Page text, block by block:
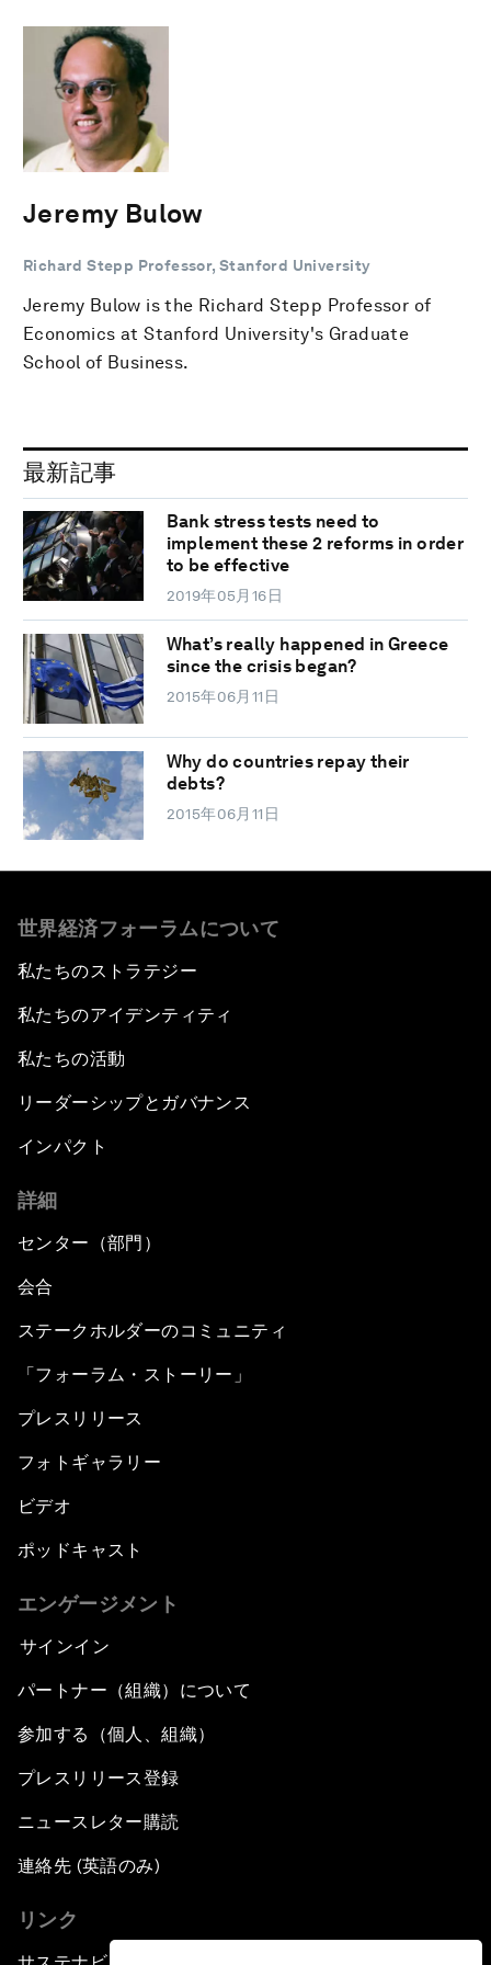
Jeremy Bulow
Richard Stepp Professor, Stanford University
Jeremy Bulow is the Richard Stepp Professor of
Economics at Stanford University's Graduate
School of Business.
最新記事
Bank stress tests need to
implement these 2 reforms in order
to be effective
2019年05月16日
What’s really happened in Greece
since the crisis began?
2015年06月11日
Why do countries repay their
debts?
2015年06月11日
世界経済フォーラムについて
私たちのストラテジー
私たちのアイデンティティ
私たちの活動
リーダーシップとガバナンス
インパクト
詳細
センター（部門）
会合
ステークホルダーのコミュニティ
「フォーラム・ストーリー」
プレスリリース
フォトギャラリー
ビデオ
ポッドキャスト
エンゲージメント
サインイン
パートナー（組織）について
参加する（個人、組織）
プレスリリース登録
ニュースレター購読
連絡先 (英語のみ)
リンク